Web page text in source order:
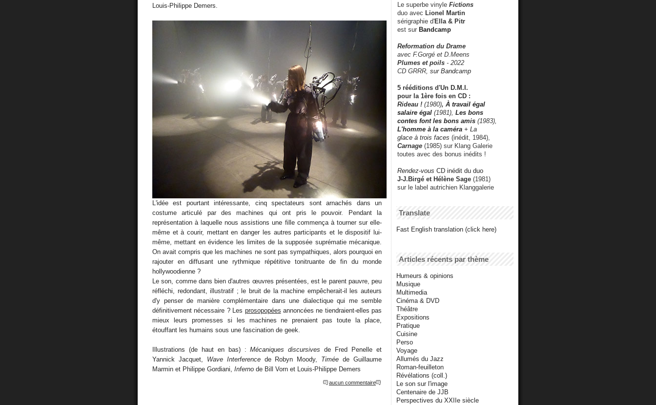
Louis-Philippe Demers.
L'idée est pourtant intéressante, cinq spectateurs sont arnachés dans un
costume articulé par des machines qui ont pris le pouvoir. Pendant la
représentation à laquelle nous assistions une fille commença à tourner sur elle-
même et à courir, mettant en danger les autres participants et le dispositif lui-
même, mettant en évidence les limites de la supposée suprématie mécanique.
On avait compris que les machines ne sont pas sympathiques, alors pourquoi en
rajouter en diffusant une rythmique répétitive tonitruante de fin du monde
hollywoodienne ?
Le son, comme dans bien d'autres œuvres présentées, est le parent pauvre, peu
réfléchi, redondant, illustratif ; le bruit de la machine empêcherait-il les auteurs
d'y penser de manière complémentaire dans une dialectique qui me semble
définitivement nécessaire ? Les prosopopées annoncées ne tiendraient-elles pas
mieux leurs promesses si les machines ne prenaient pas toute la place,
étouffant les humains sous une fascination de geek.
Illustrations (de haut en bas) :Mécaniques discursives de Fred Penelle et
Yannick Jacquet, Wave Interferencede Robyn Moody, Timée de Guillaume
Marmin et Philippe Gordiani, Inferno de Bill Vorn et Louis-Philippe Demers
aucun commentaire
Le superbe vinyle Fictions
duo avec Lionel Martin
sérigraphie d'Ella & Pitr
est sur Bandcamp
Reformation du Drame
avec F.Gorgé et D.Meens
Plumes et poils - 2022
CD GRRR, sur Bandcamp
5 rééditions d'Un D.M.I.
pour la 1ère fois en CD :
Rideau ! (1980), À travail égal
salaire égal (1981), Les bons
contes font les bons amis (1983),
L'homme à la caméra + La
glace à trois faces (inédit, 1984),
Carnage (1985) sur Klang Galerie
toutes avec des bonus inédits !
Rendez-vous CD inédit du duo
J-J.Birgé et Hélène Sage (1981)
sur le label autrichien Klanggalerie
Translate
Fast English translation (click here)
Articles récents par thème
Humeurs & opinions
Musique
Multimedia
Cinéma & DVD
Théâtre
Expositions
Pratique
Cuisine
Perso
Voyage
Allumés du Jazz
Roman-feuilleton
Révélations (coll.)
Le son sur l'image
Centenaire de JJB
Perspectives du XXIIe siècle